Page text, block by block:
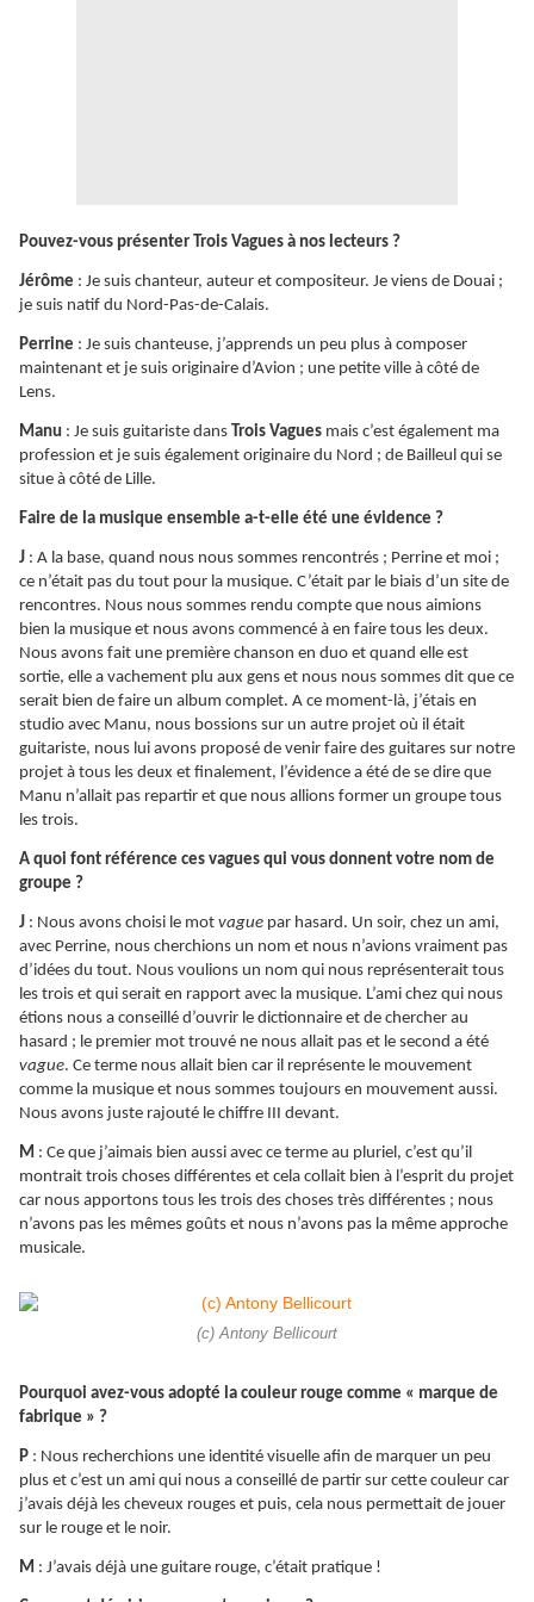
Pouvez-vous présenter Trois Vagues à nos lecteurs ?
Jérôme : Je suis chanteur, auteur et compositeur. Je viens de Douai ;
je suis natif du Nord-Pas-de-Calais.
Perrine : Je suis chanteuse, j’apprends un peu plus à composer
maintenant et je suis originaire d’Avion ; une petite ville à côté de
Lens.
Manu : Je suis guitariste dans Trois Vagues mais c’est également ma
profession et je suis également originaire du Nord ; de Bailleul qui se
situe à côté de Lille.
Faire de la musique ensemble a-t-elle été une évidence ?
J : A la base, quand nous nous sommes rencontrés ; Perrine et moi ;
ce n’était pas du tout pour la musique. C’était par le biais d’un site de
rencontres. Nous nous sommes rendu compte que nous aimions
bien la musique et nous avons commencé à en faire tous les deux.
Nous avons fait une première chanson en duo et quand elle est
sortie, elle a vachement plu aux gens et nous nous sommes dit que ce
serait bien de faire un album complet. A ce moment-là, j’étais en
studio avec Manu, nous bossions sur un autre projet où il était
guitariste, nous lui avons proposé de venir faire des guitares sur notre
projet à tous les deux et finalement, l’évidence a été de se dire que
Manu n’allait pas repartir et que nous allions former un groupe tous
les trois.
A quoi font référence ces vagues qui vous donnent votre nom de
groupe ?
J : Nous avons choisi le mot vague par hasard. Un soir, chez un ami,
avec Perrine, nous cherchions un nom et nous n’avions vraiment pas
d’idées du tout. Nous voulions un nom qui nous représenterait tous
les trois et qui serait en rapport avec la musique. L’ami chez qui nous
étions nous a conseillé d’ouvrir le dictionnaire et de chercher au
hasard ; le premier mot trouvé ne nous allait pas et le second a été
vague. Ce terme nous allait bien car il représente le mouvement
comme la musique et nous sommes toujours en mouvement aussi.
Nous avons juste rajouté le chiffre III devant.
M : Ce que j’aimais bien aussi avec ce terme au pluriel, c’est qu’il
montrait trois choses différentes et cela collait bien à l’esprit du projet
car nous apportons tous les trois des choses très différentes ; nous
n’avons pas les mêmes goûts et nous n’avons pas la même approche
musicale.
(c) Antony Bellicourt
Pourquoi avez-vous adopté la couleur rouge comme « marque de
fabrique » ?
P : Nous recherchions une identité visuelle afin de marquer un peu
plus et c’est un ami qui nous a conseillé de partir sur cette couleur car
j’avais déjà les cheveux rouges et puis, cela nous permettait de jouer
sur le rouge et le noir.
M : J’avais déjà une guitare rouge, c’était pratique !